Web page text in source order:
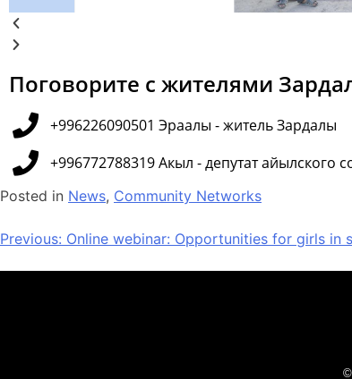
Поговорите с жителями
+996226090501 Эраалы - житель Зардалы
+996772788319 Акыл - депутат айылского
Posted in News, Community Networks
Previous: Online webinar: Opportunities for girls in
©